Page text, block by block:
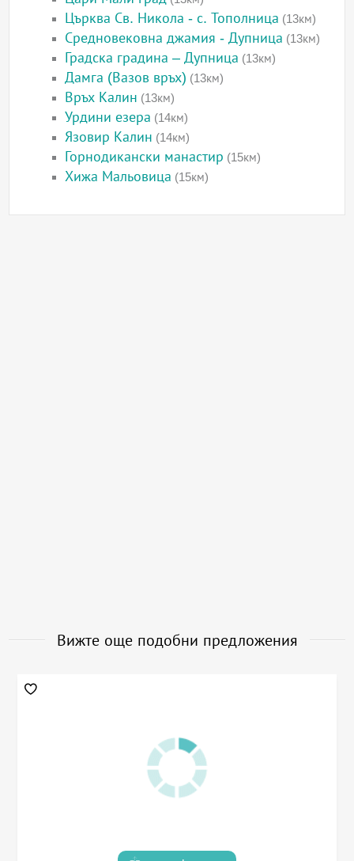
Църква Св. Никола - с. Тополница (13км)
Средновековна джамия - Дупница (13км)
Градска градина – Дупница (13км)
Дамга (Вазов връх) (13км)
Връх Калин (13км)
Урдини езера (14км)
Язовир Калин (14км)
Горнодикански манастир (15км)
Хижа Мальовица (15км)
Вижте още подобни предложения